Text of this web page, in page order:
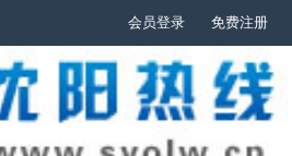
会员登录 免费注册